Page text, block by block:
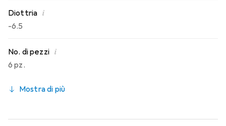
Diottria i
-6.5
No. di pezzi i
6 pz.
Mostra di più